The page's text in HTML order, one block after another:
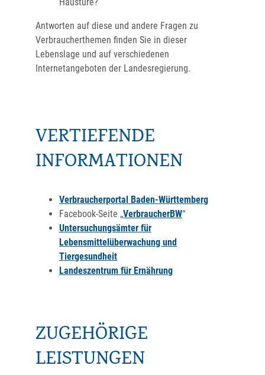
Antworten auf diese und andere Fragen zu
Verbraucherthemen finden Sie in dieser
Lebenslage und auf verschiedenen
Internetangeboten der Landesregierung.
VERTIEFENDE
INFORMATIONEN
Verbraucherportal Baden-Württemberg
Facebook-Seite „VerbraucherBW“
Untersuchungsämter für
Lebensmittelüberwachung und
Tiergesundheit
Landeszentrum für Ernährung
ZUGEHÖRIGE
LEISTUNGEN